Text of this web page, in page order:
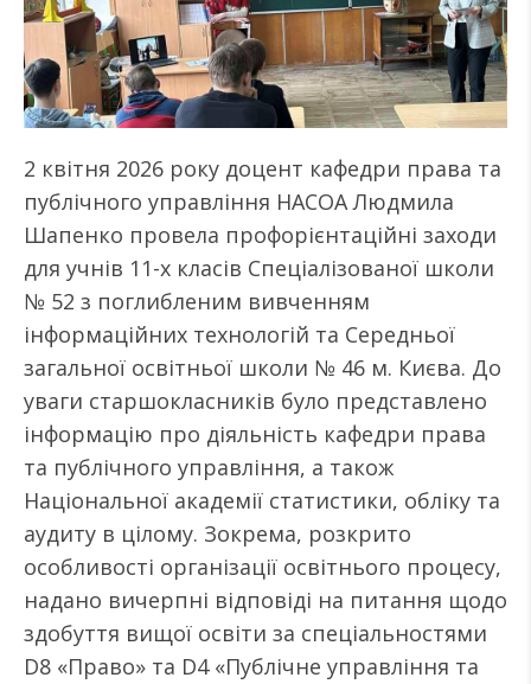
2 квітня 2026 року доцент кафедри права та
публічного управління НАСОА Людмила
Шапенко провела профорієнтаційні заходи
для учнів 11-х класів Спеціалізованої школи
№ 52 з поглибленим вивченням
інформаційних технологій та Середньої
загальної освітньої школи № 46 м. Києва. До
уваги старшокласників було представлено
інформацію про діяльність кафедри права
та публічного управління, а також
Національної академії статистики, обліку та
аудиту в цілому. Зокрема, розкрито
особливості організації освітнього процесу,
надано вичерпні відповіді на питання щодо
здобуття вищої освіти за спеціальностями
D8 «Право» та D4 «Публічне управління та